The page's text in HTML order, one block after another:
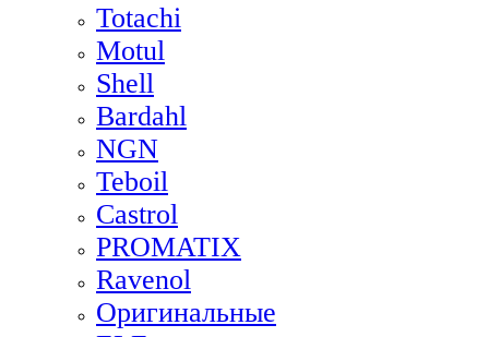
Totachi
Motul
Shell
Bardahl
NGN
Teboil
Castrol
PROMATIX
Ravenol
Оригинальные